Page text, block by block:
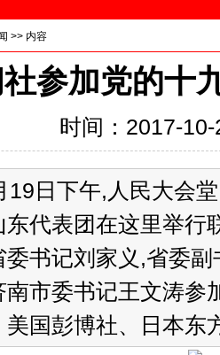
>> 内容
参加党的十
时间：2017-
19日下午,人民大会
代表团在这里举行
书记刘家义,省委
市委书记王文涛参
美国彭博社、日本东